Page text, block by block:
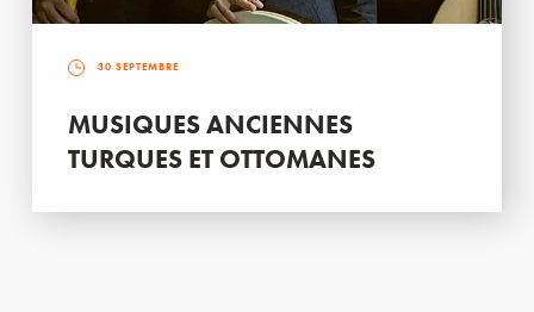
30 SEPTEMBRE
MUSIQUES ANCIENNES
TURQUES ET OTTOMANES